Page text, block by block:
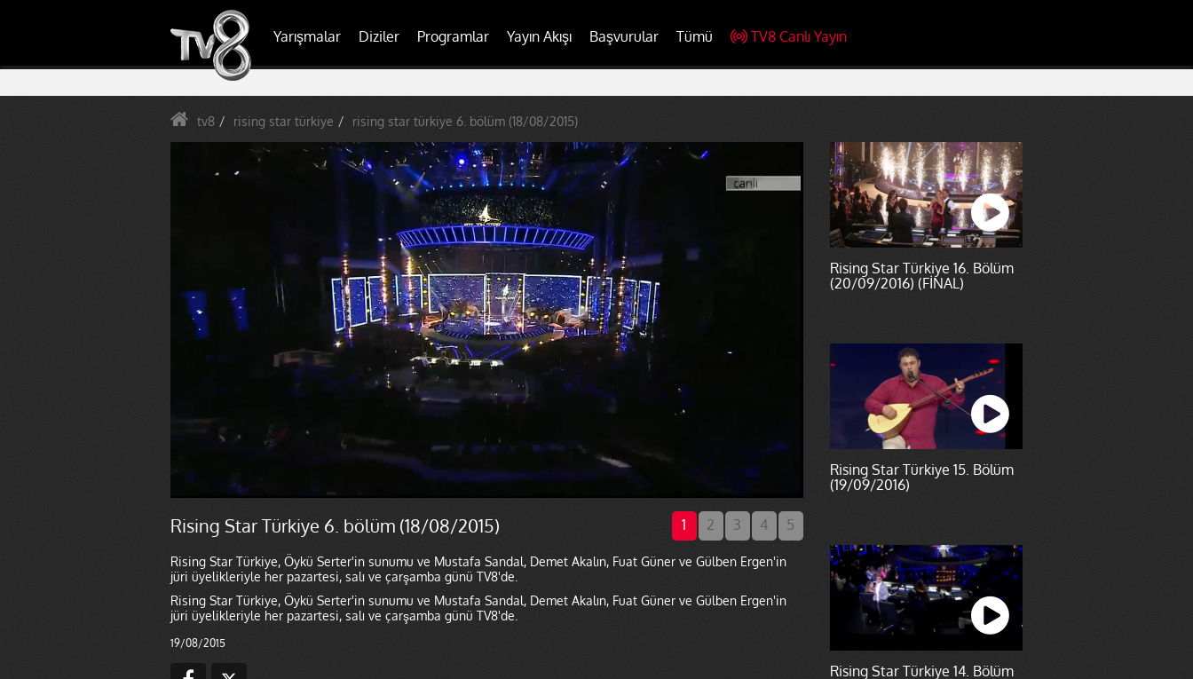
Yarışmalar Diziler Programlar Yayın Akışı Başvurular Tümü TV8 Canlı Yayın
tv8 rising star türkiye rising star türkiye 6. bölüm (18/08/2015)
Rising Star Türkiye 6. bölüm (18/08/2015) 1 2 3 4 5
Rising Star Türkiye, Öykü Serter'in sunumu ve Mustafa Sandal, Demet Akalın, Fuat Güner ve Gülben Ergen'in
jüri üyelikleriyle her pazartesi, salı ve çarşamba günü TV8'de.
Rising Star Türkiye, Öykü Serter'in sunumu ve Mustafa Sandal, Demet Akalın, Fuat Güner ve Gülben Ergen'in
jüri üyelikleriyle her pazartesi, salı ve çarşamba günü TV8'de.
19/08/2015
Rising Star Türkiye 16. Bölüm
(20/09/2016) (FİNAL)
Rising Star Türkiye 15. Bölüm
(19/09/2016)
Rising Star Türkiye 14. Bölüm